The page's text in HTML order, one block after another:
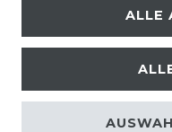
ALLE